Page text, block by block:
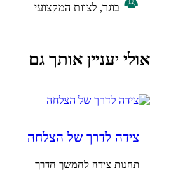
בוגר, לצוות המקצועי
אותך גם
לדרך של הצלחה
צידה להמשך הדרך